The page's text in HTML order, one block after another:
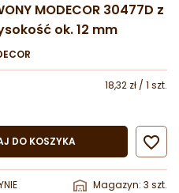
MODECOR 30477D z
ok. 12 mm
18,32 zł / 1 szt.
DO KOSZYKA 
Magazyn: 3 szt.